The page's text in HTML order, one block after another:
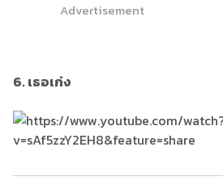
Advertisement
6. เธอเก่ง